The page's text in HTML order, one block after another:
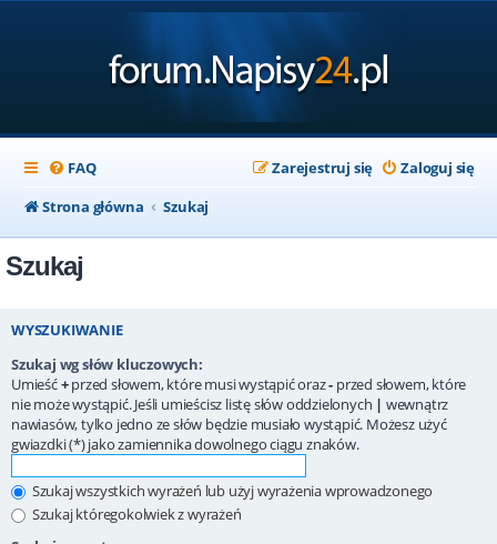
FAQ Zaloguj się
Zarejestruj się
Strona główna
Szukaj
Szukaj
WYSZUKIWANIE
Szukaj wg słów kluczowych:
Umieść+przed słowem, które musi wystąpić oraz- przed słowem, które
nie może wystąpić. Jeśli umieścisz listę słów oddzielonych | wewnątrz
nawiasów, tylko jedno ze słów będzie musiało wystąpić. Możesz użyć
gwiazdki (*) jako zamiennika dowolnego ciągu znaków.
Szukaj wszystkich wyrażeń lub użyj wyrażenia wprowadzonego
Szukaj któregokolwiek z wyrażeń